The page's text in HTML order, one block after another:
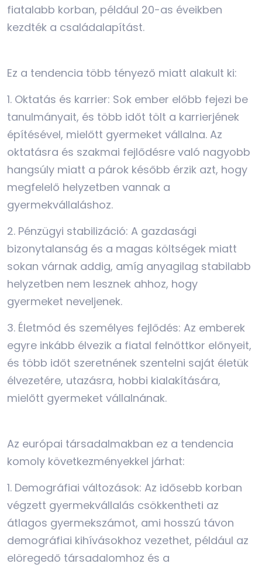
fiatalabb korban, például 20-as éveikben
kezdték a családalapítást.
Ez a tendencia több tényező miatt alakult ki:
1. Oktatás és karrier: Sok ember előbb fejezi be
tanulmányait, és több időt tölt a karrierjének
építésével, mielőtt gyermeket vállalna. Az
oktatásra és szakmai fejlődésre való nagyobb
hangsúly miatt a párok később érzik azt, hogy
megfelelő helyzetben vannak a
gyermekvállaláshoz.
2. Pénzügyi stabilizáció: A gazdasági
bizonytalanság és a magas költségek miatt
sokan várnak addig, amíg anyagilag stabilabb
helyzetben nem lesznek ahhoz, hogy
gyermeket neveljenek.
3. Életmód és személyes fejlődés: Az emberek
egyre inkább élvezik a fiatal felnőttkor előnyeit,
és több időt szeretnének szentelni saját életük
élvezetére, utazásra, hobbi kialakítására,
mielőtt gyermeket vállalnának.
Az európai társadalmakban ez a tendencia
komoly következményekkel járhat:
1. Demográfiai változások: Az idősebb korban
végzett gyermekvállalás csökkentheti az
átlagos gyermekszámot, ami hosszú távon
demográfiai kihívásokhoz vezethet, például az
elöregedő társadalomhoz és a